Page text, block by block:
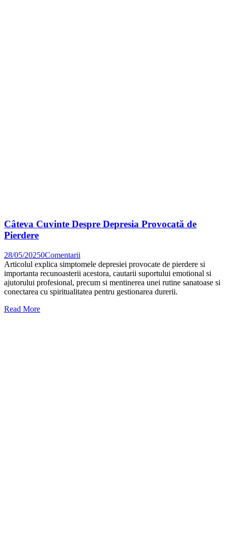
Câteva Cuvinte Despre Depresia Provocată de
Pierdere
28/05/20250Comentarii
Articolul explica simptomele depresiei provocate de pierdere si
importanta recunoasterii acestora, cautarii suportului emotional si
ajutorului profesional, precum si mentinerea unei rutine sanatoase si
conectarea cu spiritualitatea pentru gestionarea durerii.
Read More